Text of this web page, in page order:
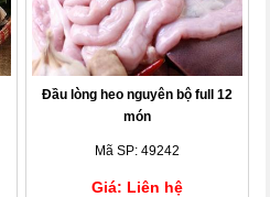
Đầu lòng heo nguyên bộ full 12
món
Mã SP: 49242
Giá: Liên hệ